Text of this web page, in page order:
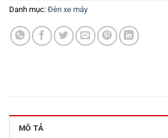
Danh mục: Đèn xe máy
MÔ TẢ